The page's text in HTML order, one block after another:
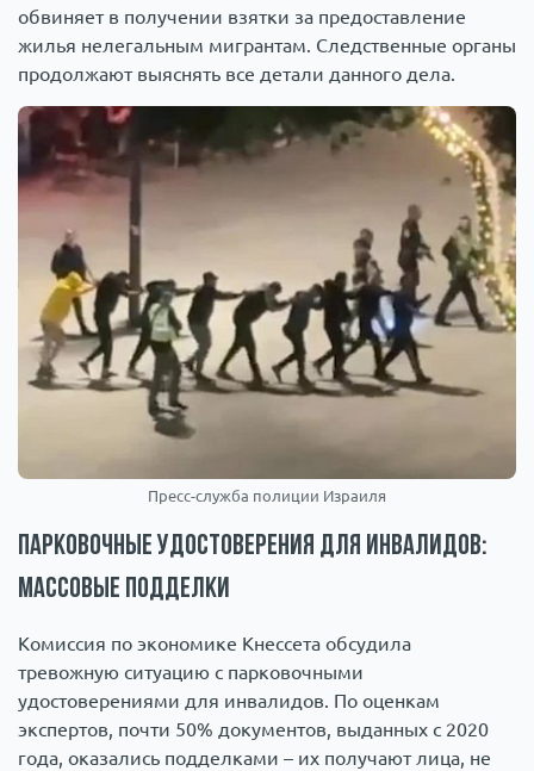
обвиняет в получении взятки за предоставление
жилья нелегальным мигрантам. Следственные органы
продолжают выяснять все детали данного дела.
Пресс-служба полиции Израиля
Парковочные удостоверения для инвалидов:
массовые подделки
Комиссия по экономике Кнессета обсудила
тревожную ситуацию с парковочными
удостоверениями для инвалидов. По оценкам
экспертов, почти 50% документов, выданных с 2020
года, оказались подделками – их получают лица, не